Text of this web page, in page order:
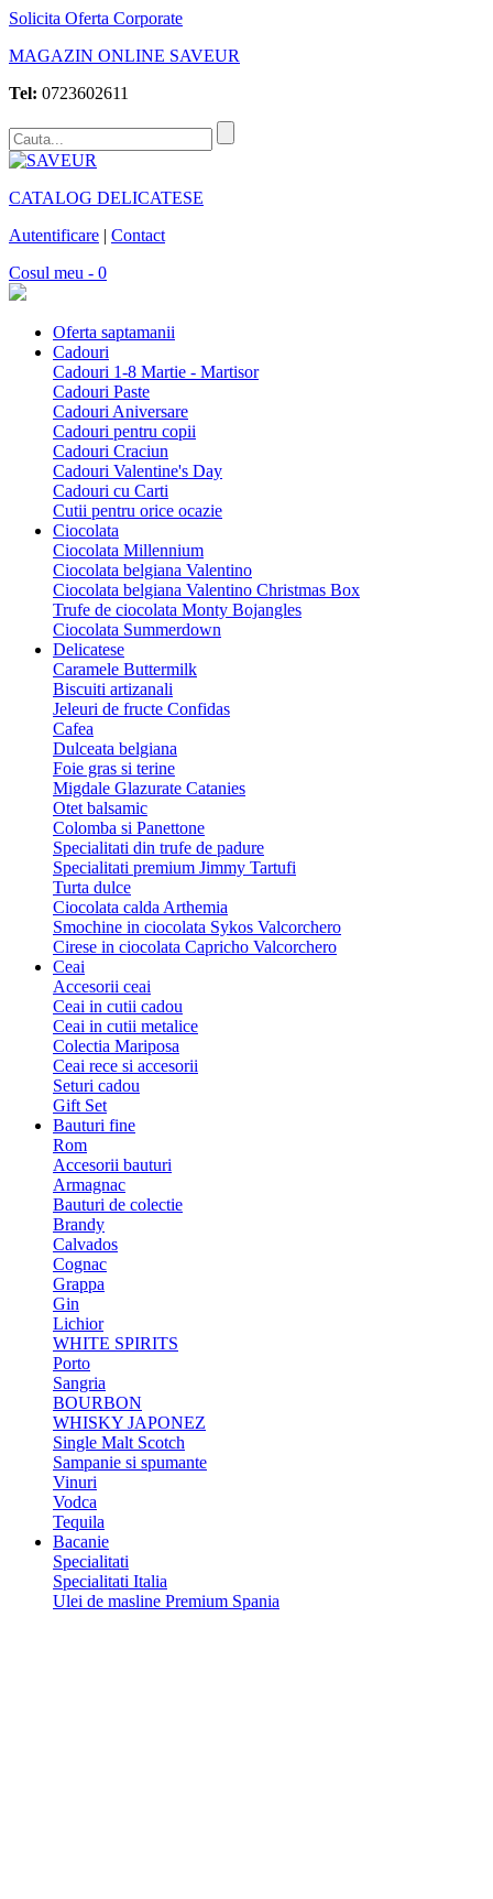
Solicita Oferta Corporate
MAGAZIN ONLINE SAVEUR
Tel: 0723602611
CATALOG DELICATESE
Autentificare | Contact
Cosul meu - 0
Oferta saptamanii
Cadouri
Cadouri 1-8 Martie - Martisor
Cadouri Paste
Cadouri Aniversare
Cadouri pentru copii
Cadouri Craciun
Cadouri Valentine's Day
Cadouri cu Carti
Cutii pentru orice ocazie
Ciocolata
Ciocolata Millennium
Ciocolata belgiana Valentino
Ciocolata belgiana Valentino Christmas Box
Trufe de ciocolata Monty Bojangles
Ciocolata Summerdown
Delicatese
Caramele Buttermilk
Biscuiti artizanali
Jeleuri de fructe Confidas
Cafea
Dulceata belgiana
Foie gras si terine
Migdale Glazurate Catanies
Otet balsamic
Colomba si Panettone
Specialitati din trufe de padure
Specialitati premium Jimmy Tartufi
Turta dulce
Ciocolata calda Arthemia
Smochine in ciocolata Sykos Valcorchero
Cirese in ciocolata Capricho Valcorchero
Ceai
Accesorii ceai
Ceai in cutii cadou
Ceai in cutii metalice
Colectia Mariposa
Ceai rece si accesorii
Seturi cadou
Gift Set
Bauturi fine
Rom
Accesorii bauturi
Armagnac
Bauturi de colectie
Brandy
Calvados
Cognac
Grappa
Gin
Lichior
WHITE SPIRITS
Porto
Sangria
BOURBON
WHISKY JAPONEZ
Single Malt Scotch
Sampanie si spumante
Vinuri
Vodca
Tequila
Bacanie
Specialitati
Specialitati Italia
Ulei de masline Premium Spania